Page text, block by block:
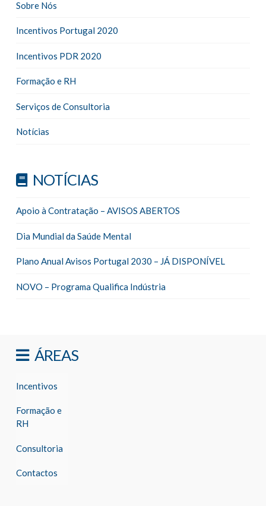
Sobre Nós
Incentivos Portugal 2020
Incentivos PDR 2020
Formação e RH
Serviços de Consultoria
Notícias
NOTÍCIAS
Apoio à Contratação – AVISOS ABERTOS
Dia Mundial da Saúde Mental
Plano Anual Avisos Portugal 2030 – JÁ DISPONÍVEL
NOVO – Programa Qualifica Indústria
ÁREAS
Incentivos
Formação e
RH
Consultoria
Contactos